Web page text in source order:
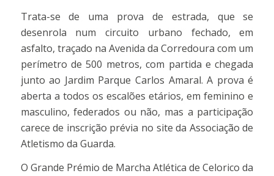
Trata-se de uma prova de estrada, que se
desenrola num circuito urbano fechado, em
asfalto, traçado na Avenida da Corredoura com um
perímetro de 500 metros, com partida e chegada
junto ao Jardim Parque Carlos Amaral. A prova é
aberta a todos os escalões etários, em feminino e
masculino, federados ou não, mas a participação
carece de inscrição prévia no site da Associação de
Atletismo da Guarda.
O Grande Prémio de Marcha Atlética de Celorico da